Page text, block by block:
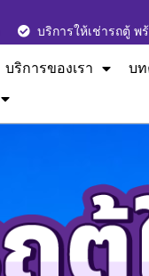
บริการให้เช่ารถตู้
บริการของเรา บท